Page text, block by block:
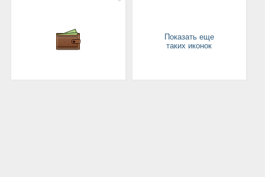
Показать еще
таких иконок